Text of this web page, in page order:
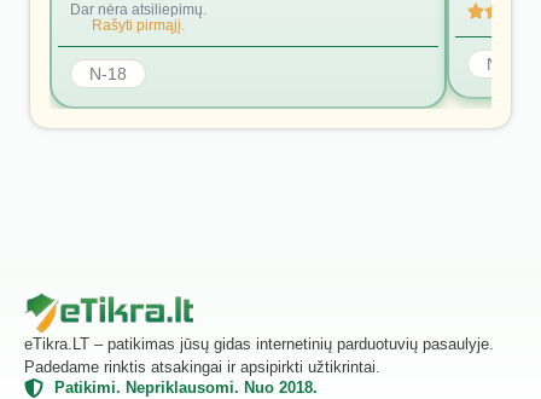
Dar nėra atsiliepimų.
Rašyti pirmąjį.
N-18 N-18
eTikra.LT – patikimas jūsų gidas internetinių parduotuvių pasaulyje.
Padedame rinktis atsakingai ir apsipirkti užtikrintai.
Patikimi. Nepriklausomi. Nuo 2018.